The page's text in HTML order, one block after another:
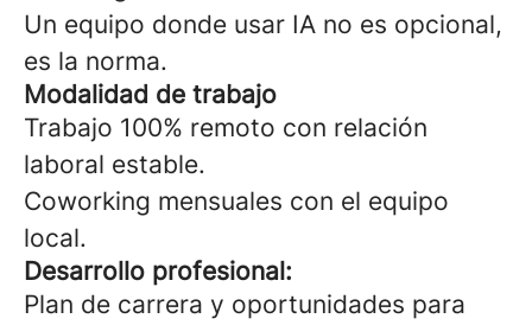
Un equipo donde usar IA no es opcional,
es la norma.
Modalidad de trabajo
Trabajo 100% remoto con relación
laboral estable.
Coworking mensuales con el equipo
local.
Desarrollo profesional:
Plan de carrera y oportunidades para